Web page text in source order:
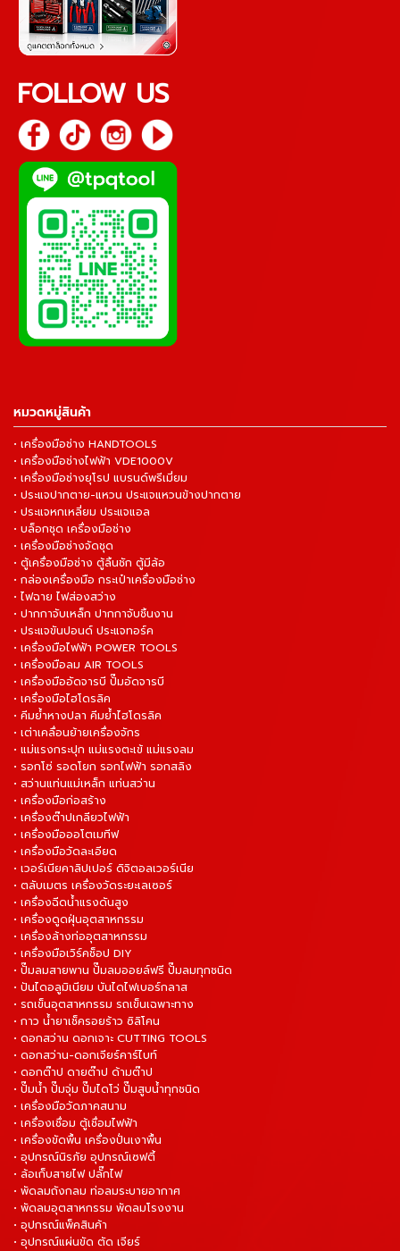
FOLLOW US
หมวดหมู่สินค้า
• เครื่องมือช่าง HANDTOOLS
• เครื่องมือช่างไฟฟ้า VDE1000V
• เครื่องมือช่างยุโรป แบรนด์พรีเมี่ยม
• ประแจปากตาย-แหวน ประแจแหวนข้างปากตาย
• ประแจหกเหลี่ยม ประแจแอล
• บล็อกชุด เครื่องมือช่าง
• เครื่องมือช่างจัดชุด
• ตู้เครื่องมือช่าง ตู้ลิ้นชัก ตู้มีล้อ
• กล่องเครื่องมือ กระเป๋าเครื่องมือช่าง
• ไฟฉาย ไฟส่องสว่าง
• ปากกาจับเหล็ก ปากกาจับชิ้นงาน
• ประแจขันปอนด์ ประแจทอร์ค
• เครื่องมือไฟฟ้า POWER TOOLS
• เครื่องมือลม AIR TOOLS
• เครื่องมืออัดจารบี ปั๊มอัดจารบี
• เครื่องมือไฮโดรลิค
• คีมย้ำหางปลา คีมย้ำไฮโดรลิค
• เต่าเคลื่อนย้ายเครื่องจักร
• แม่แรงกระปุก แม่แรงตะเข้ แม่แรงลม
• รอกโซ่ รอดโยก รอกไฟฟ้า รอกสลิง
• สว่านแท่นแม่เหล็ก แท่นสว่าน
• เครื่องมือก่อสร้าง
• เครื่องต๊าปเกลียวไฟฟ้า
• เครื่องมือออโตเมทีฟ
• เครื่องมือวัดละเอียด
• เวอร์เนียคาลิปเปอร์ ดิจิตอลเวอร์เนีย
• ตลับเมตร เครื่องวัดระยะเลเซอร์
• เครื่องฉีดน้ำแรงดันสูง
• เครื่องดูดฝุ่นอุตสาหกรรม
• เครื่องล้างท่ออุตสาหกรรม
• เครื่องมือเวิร์คช็อป DIY
• ปั๊มลมสายพาน ปั๊มลมออยล์ฟรี ปั๊มลมทุกชนิด
• ปันไดอลูมิเนียม บันไดไฟเบอร์กลาส
• รถเข็นอุตสาหกรรม รถเข็นเฉพาะทาง
• กาว น้ำยาเช็ครอยร้าว ซิลิโคน
• ดอกสว่าน ดอกเจาะ CUTTING TOOLS
• ดอกสว่าน-ดอกเจียร์คาร์ไบท์
• ดอกต๊าป ดายต๊าป ด้ามต๊าป
• ปั๊มน้ำ ปั๊มจุ่ม ปั๊มไดโว่ ปั๊มสูบน้ำทุกชนิด
• เครื่องมือวัดภาคสนาม
• เครื่องเชื่อม ตู้เชื่อมไฟฟ้า
• เครื่องขัดพื้น เครื่องปั่นเงาพื้น
• อุปกรณ์นิรภัย อุปกรณ์เซฟตี้
• ล้อเก็บสายไฟ ปลั๊กไฟ
• พัดลมถังกลม ท่อลมระบายอากาศ
• พัดลมอุตสาหกรรม พัดลมโรงงาน
• อุปกรณ์แพ็คสินค้า
• อุปกรณ์แผ่นขัด ตัด เจียร์